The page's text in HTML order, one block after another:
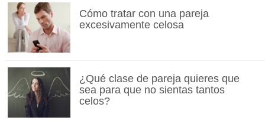
Cómo tratar con una pareja
excesivamente celosa
¿Qué clase de pareja quieres que
sea para que no sientas tantos
celos?